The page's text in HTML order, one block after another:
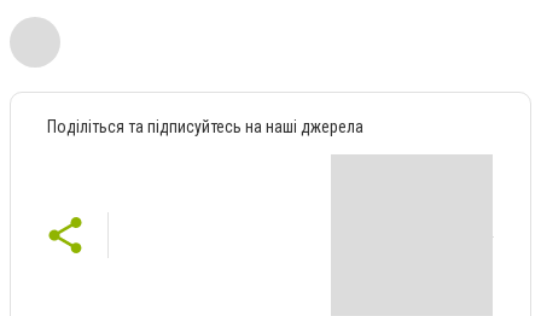
Поділіться та підписуйтесь на наші джерела